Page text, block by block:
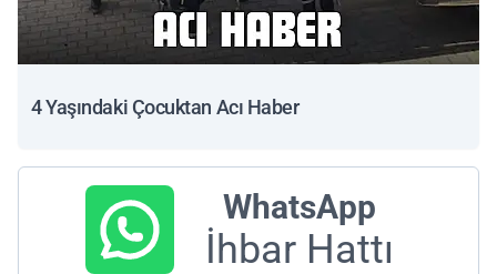
4 Yaşındaki Çocuktan Acı Haber
WhatsApp
İhbar Hattı